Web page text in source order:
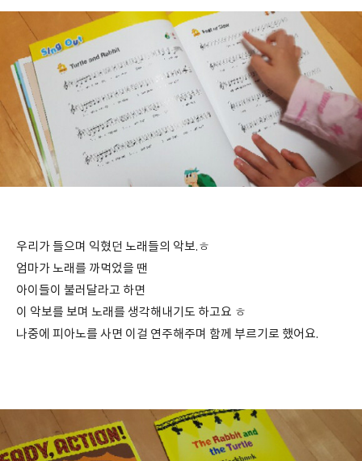
우리가 들으며 익혔던 노래들의 악보.ㅎ
엄마가 노래를 까먹었을 땐
아이들이 불러달라고 하면
이 악보를 보며 노래를 생각해내기도 하고요 ㅎ
나중에 피아노를 사면 이걸 연주해주며 함께 부르기로 했어요.